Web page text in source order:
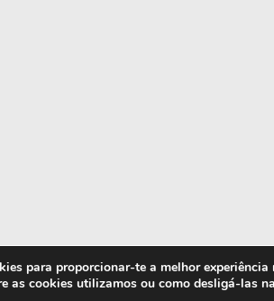
para proporcionar-te a melhor experiência
as cookies utilizamos ou como desligá-las